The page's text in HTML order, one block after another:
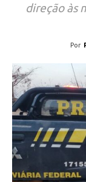
direção às
Por